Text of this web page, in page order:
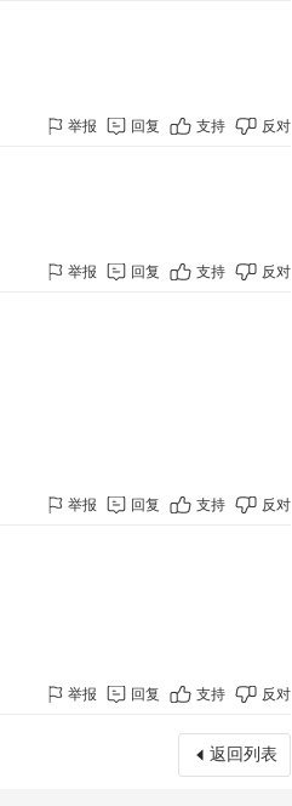
举报 回复 支持 反对
举报 回复 支持 反对
举报 回复 支持 反对
举报 回复 支持 反对
返回列表